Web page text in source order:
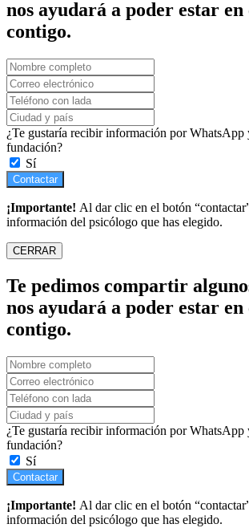
nos ayudará a poder estar en
contigo.
¿Te gustaría recibir información por WhatsApp
fundación?
Sí
Contactar
¡Importante! Al dar clic en el botón
información del psicólogo que has elegido.
CERRAR
Te pedimos compartir
nos ayudará a poder estar en
contigo.
¿Te gustaría recibir información por WhatsApp
fundación?
Sí
Contactar
¡Importante! Al dar clic en el botón
información del psicólogo que has elegido.